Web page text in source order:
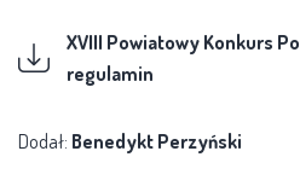
XVIII Powiatowy Konkurs
regulamin
Dodał: Benedykt Perzyński